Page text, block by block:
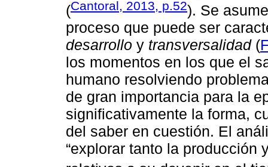
(Cantoral, 2013, p.52). Se
proceso que puede ser
desarrollo y transversalidad(
los momentos en los que el
humano resolviendo
de gran importancia para la
significativamente la forma,
del saber en cuestión. El
“explorar tanto la producción